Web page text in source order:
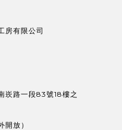
房有限公司
崁路一段83號18樓之
開放）